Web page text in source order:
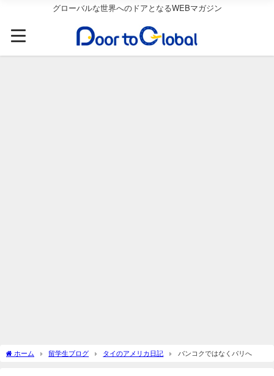
グローバルな世界へのドアとなるWEBマガジン
ホーム 留学生ブログ タイのアメリカ日記 バンコクではなくパリへ